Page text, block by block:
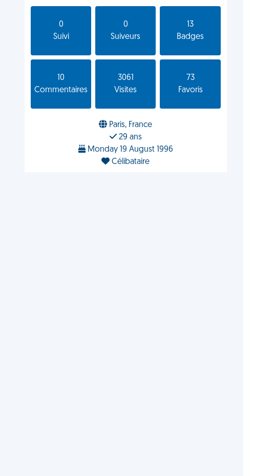
0
Suivi
0
Suiveurs
13
Badges
10
Commentaires
3061
Visites
73
Favoris
Paris, France
29 ans
Monday 19 August 1996
Célibataire